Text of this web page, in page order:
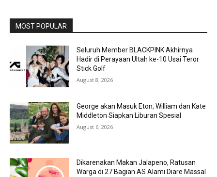
MOST POPULAR
Seluruh Member BLACKPINK Akhirnya
Hadir di Perayaan Ultah ke-10 Usai Teror
Stick Golf
August 8, 2026
George akan Masuk Eton, William dan Kate
Middleton Siapkan Liburan Spesial
August 6, 2026
Dikarenakan Makan Jalapeno, Ratusan
Warga di 27 Bagian AS Alami Diare Massal